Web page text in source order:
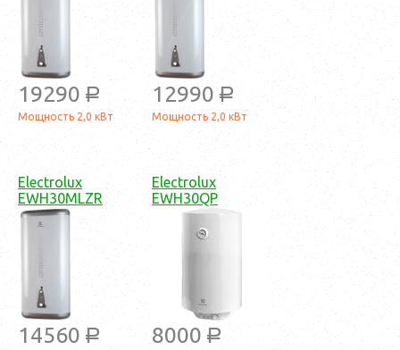
19290 a
Мощность 2,0 кВт
12990 a
Мощность 2,0 кВт
Electrolux
EWH30MLZR
14560 a
Electrolux
EWH30QP
8000 a